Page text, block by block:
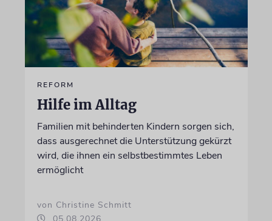
REFORM
Hilfe im Alltag
Familien mit behinderten Kindern sorgen sich,
dass ausgerechnet die Unterstützung gekürzt
wird, die ihnen ein selbstbestimmtes Leben
ermöglicht
von Christine Schmitt
05.08.2026